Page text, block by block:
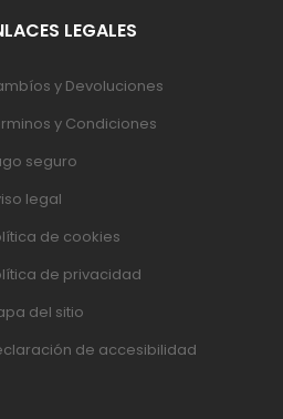
LEGALES
y Devoluciones
y Condiciones
seguro
legal
de cookies
de privacidad
del sitio
de accesibilidad